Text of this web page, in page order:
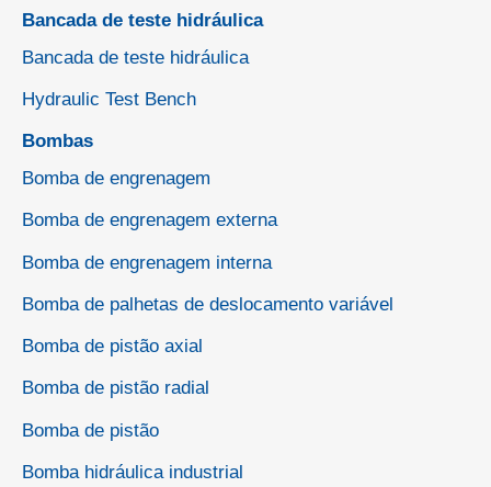
Bancada de teste hidráulica
Bancada de teste hidráulica
Hydraulic Test Bench
Bombas
Bomba de engrenagem
Bomba de engrenagem externa
Bomba de engrenagem interna
Bomba de palhetas de deslocamento variável
Bomba de pistão axial
Bomba de pistão radial
Bomba de pistão
Bomba hidráulica industrial